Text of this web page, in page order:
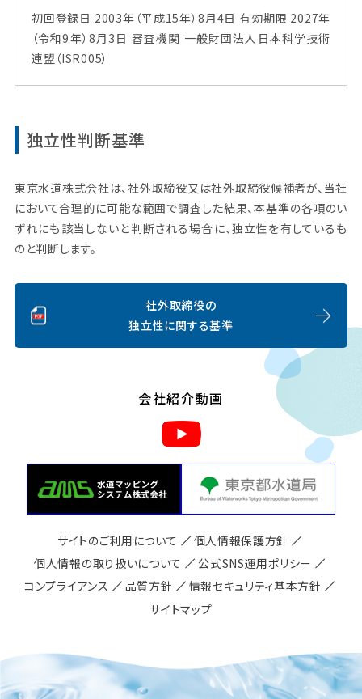
初回登録日 2003年（平成15年）8月4日 有効期限 2027年
（令和9年）8月3日 審査機関 一般財団法人日本科学技術
連盟（ISR005）
独立性判断基準
東京水道株式会社は、社外取締役又は社外取締役候補者が、当社
において合理的に可能な範囲で調査した結果、本基準の各項のい
ずれにも該当しないと判断される場合に、独立性を有しているも
のと判断します。
社外取締役の
独立性に関する基準
会社紹介動画
サイトのご利用について
個人情報保護方針
個人情報の取り扱いについて
公式SNS運用ポリシー
コンプライアンス
品質方針
情報セキュリティ基本方針
サイトマップ